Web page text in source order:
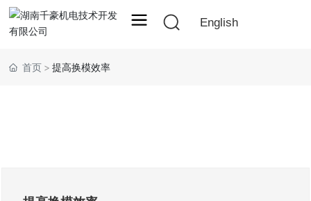
English
首页 提高换模效率